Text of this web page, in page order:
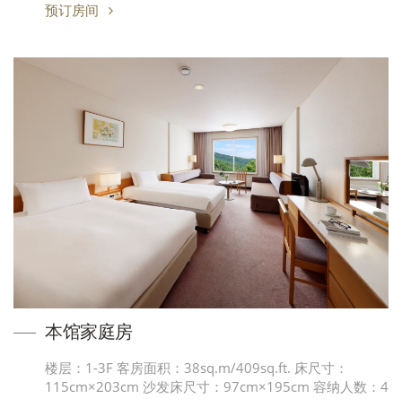
预订房间
本馆家庭房
楼层：1-3F 客房面积：38sq.m/409sq.ft. 床尺寸：
115cm×203cm 沙发床尺寸：97cm×195cm 容纳人数：4